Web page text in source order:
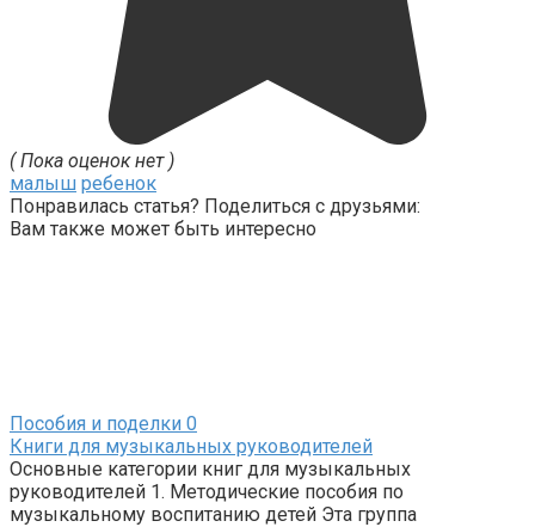
( Пока оценок нет )
малыш ребенок
Понравилась статья? Поделиться с друзьями:
Вам также может быть интересно
Пособия и поделки 0
Книги для музыкальных руководителей
Основные категории книг для музыкальных
руководителей 1. Методические пособия по
музыкальному воспитанию детей Эта группа